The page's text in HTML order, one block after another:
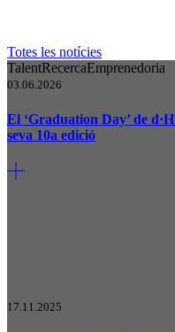
Totes les notícies
TalentRecercaEmprenedoria
03.06.2026
El ‘Graduation Day’ de
seva 10a edició
17.11.2025